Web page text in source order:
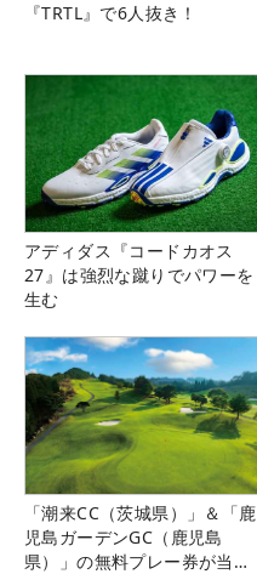
『TRTL』で6人抜き！
アディダス『コードカオス
27』は強烈な蹴りでパワーを
生む
「潮来CC（茨城県）」＆「鹿
児島ガーデンGC（鹿児島
県）」の無料プレー券が当た